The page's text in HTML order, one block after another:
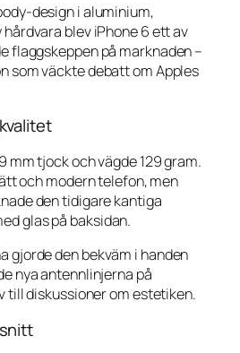
design i aluminium,
blev iPhone 6 ett av
flaggskeppen på marknaden –
som väckte debatt om Apples
mm tjock och vägde 129 gram.
och modern telefon, men
den tidigare kantiga
glas på baksidan.
gjorde den bekväm i handen
nya antennlinjerna på
till diskussioner om estetiken.